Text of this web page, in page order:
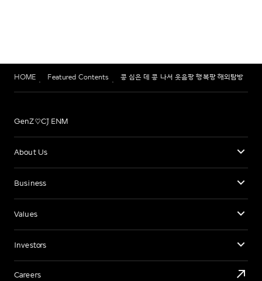
HOME Featured Contents 콩 심은 데 콩 나서 웃음팡 행복팡 해외탐방
GenZ♡CJ ENM
About Us
Business
Values
Investors
Careers